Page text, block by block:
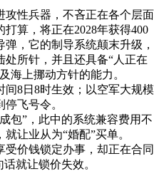
性兵器，不吝正在各个层面
算，将正在2028年获得400
，它的制导系统颠末升级，
处所针，并且还具备“人正在
海上挪动方针的能力。
8日8时生效；以空军大规模
飞号令。
”，此中的系统兼容费用不
让业从为“婚配”买单。
价钱锁定办事，却正在合同
就让锁价失效。